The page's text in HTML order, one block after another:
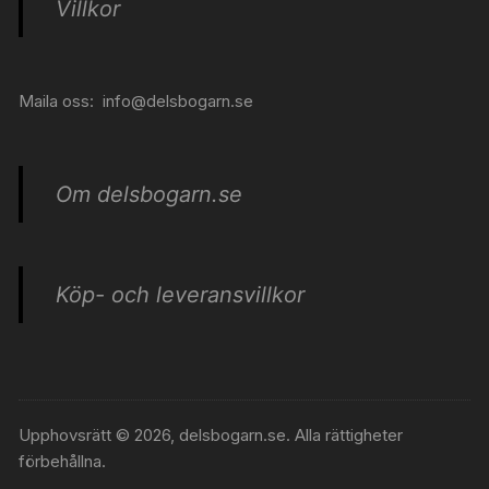
Villkor
Maila oss:info@delsbogarn.se
Om delsbogarn.se
Köp- och leveransvillkor
Upphovsrätt © 2026, delsbogarn.se. Alla rättigheter
förbehållna.